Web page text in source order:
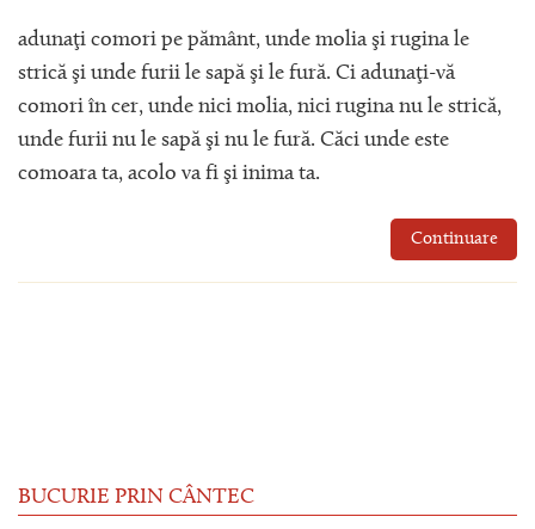
adunaţi comori pe pământ, unde molia şi rugina le
strică şi unde furii le sapă şi le fură. Ci adunaţi-vă
comori în cer, unde nici molia, nici rugina nu le strică,
unde furii nu le sapă şi nu le fură. Căci unde este
comoara ta, acolo va fi şi inima ta.
Continuare
BUCURIE PRIN CÂNTEC